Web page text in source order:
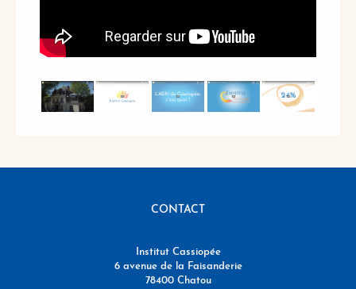
CONTACT
Institut Cassiopée
6 avenue de la Faisanderie
78400 Chatou